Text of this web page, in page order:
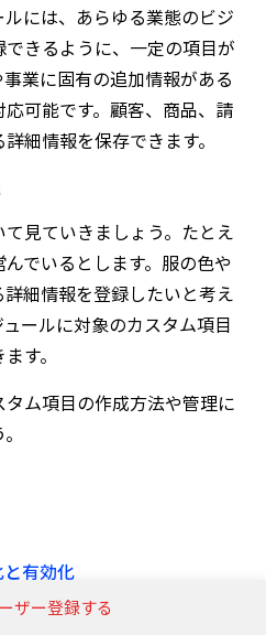
には、あらゆる業態のビジ
きるように、一定の項目が
業に固有の追加情報がある
可能です。顧客、商品、請
細情報を保存できます。
見ていきましょう。たとえ
でいるとします。服の色や
細情報を登録したいと考え
ールに対象のカスタム項目
す。
ム項目の作成方法や管理に
有効化
ザー登録する